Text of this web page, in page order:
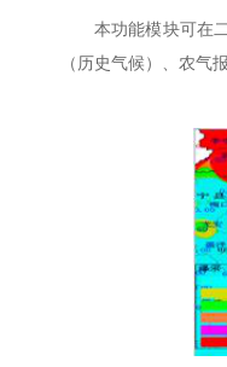
本功能模块可在
（历史气候）、农气